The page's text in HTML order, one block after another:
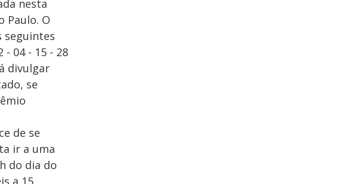
nesta
Paulo. O
seguintes
- 04 - 15 - 28
divulgar
se
de se
ir a uma
do dia do
a 15